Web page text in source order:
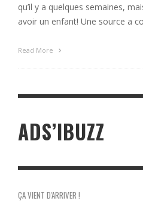
qu’il y a quelques semaines,
avoir un enfant! Une source a
Read More
ADS’IBUZZ
ÇA VIENT D'ARRIVER !